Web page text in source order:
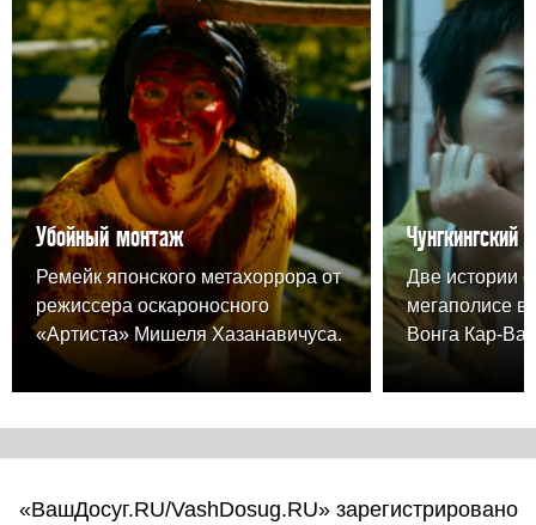
Убойный монтаж
Ремейк японского метахоррора от
режиссера оскароносного
«Артиста» Мишеля Хазанавичуса.
Чунгкингский
Две истории
мегаполисе в
Вонга Кар-
«ВашДосуг.RU/VashDosug.RU» зарегистрировано